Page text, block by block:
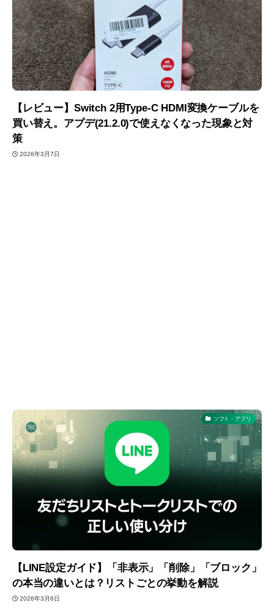
【レビュー】Switch 2用Type-C HDMI変換ケーブルを
買い替え。アプデ(21.2.0)で使えなくなった現象と対
策
2026年3月7日
ソフト・アプリ
【LINE設定ガイド】「非表示」「削除」「ブロック」
の本当の違いとは？リストごとの挙動を解説
2026年3月6日